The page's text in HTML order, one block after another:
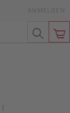
ANMELDEN
|